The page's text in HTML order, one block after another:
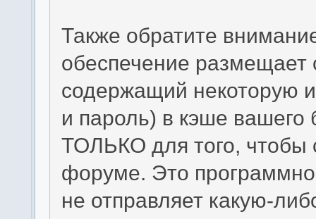
Также обратите
обеспечение
содержащий некоторую
и пароль) в кэше вашего
ТОЛЬКО для того, чтобы
форуме. Это
не отправляет какую-